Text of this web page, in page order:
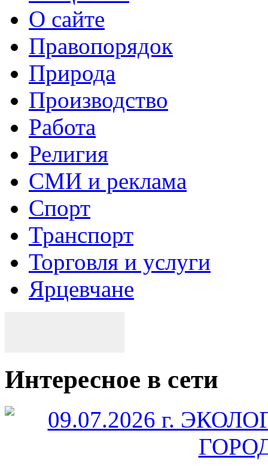
О сайте
Правопорядок
Природа
Производство
Работа
Религия
СМИ и реклама
Спорт
Транспорт
Торговля и услуги
Ярцевчане
Интересное в сети